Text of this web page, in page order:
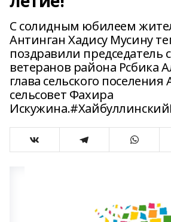
С солидным юбилеем
Антинган Хадису Мусину
поздравили председатель
ветеранов района Рсбика
глава сельского
сельсовет Фахира